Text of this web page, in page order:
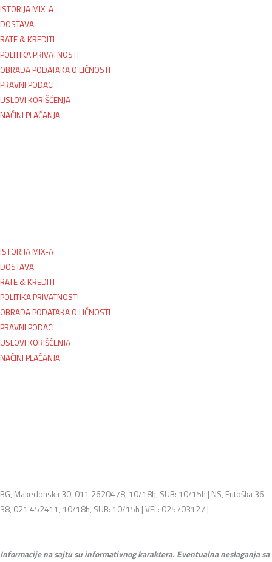
ISTORIJA MIX-A
DOSTAVA
RATE & KREDITI
POLITIKA PRIVATNOSTI
OBRADA PODATAKA O LIČNOSTI
PRAVNI PODACI
USLOVI KORIŠĆENJA
NAČINI PLAĆANJA
ISTORIJA MIX-A
DOSTAVA
RATE & KREDITI
POLITIKA PRIVATNOSTI
OBRADA PODATAKA O LIČNOSTI
PRAVNI PODACI
USLOVI KORIŠĆENJA
NAČINI PLAĆANJA
BG, Makedonska 30, 011 2620478, 10/18h, SUB: 10/15h | NS, Futoška 36-
38, 021 452411, 10/18h, SUB: 10/15h | VEL: 025703127 |
Informacije na sajtu su informativnog karaktera. Eventualna neslaganja sa